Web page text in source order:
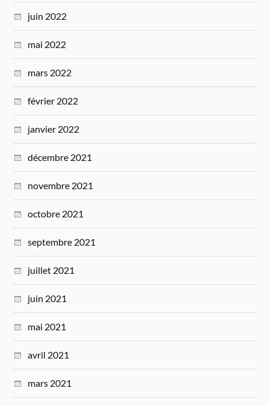
juin 2022
mai 2022
mars 2022
février 2022
janvier 2022
décembre 2021
novembre 2021
octobre 2021
septembre 2021
juillet 2021
juin 2021
mai 2021
avril 2021
mars 2021